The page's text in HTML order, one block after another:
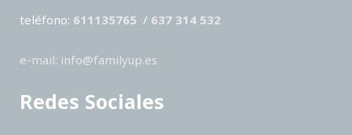
teléfono: 611135765 / 637 314 532
e-mail: info@familyup.es
Redes Sociales